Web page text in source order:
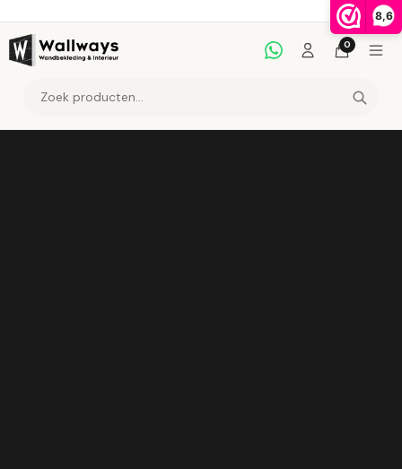
8,6
naar de
content
0